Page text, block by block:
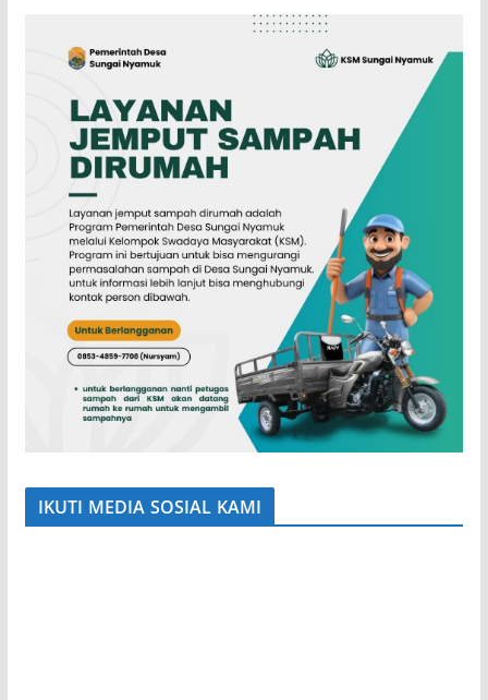
IKUTI MEDIA SOSIAL KAMI